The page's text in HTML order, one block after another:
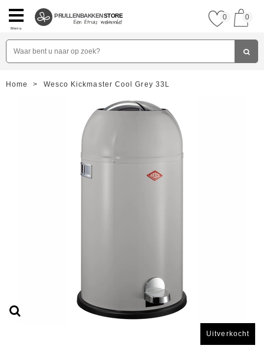
Menu
PRULLENBAKKENSTORE 0 0
Home > Wesco Kickmaster Cool Grey 33L
Uitverkocht